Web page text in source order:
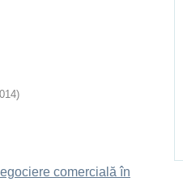
)
comercială în